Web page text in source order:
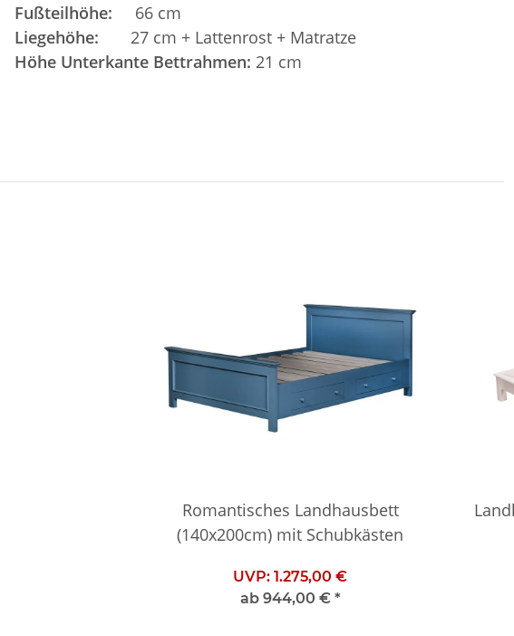
Fußteilhöhe: 66 cm
Liegehöhe: 27 cm + Lattenrost + Matratze
Höhe Unterkante Bettrahmen: 21 cm
Romantisches Landhausbett
(140x200cm) mit Schubkästen
UVP: 1.275,00 €
ab 944,00 € *